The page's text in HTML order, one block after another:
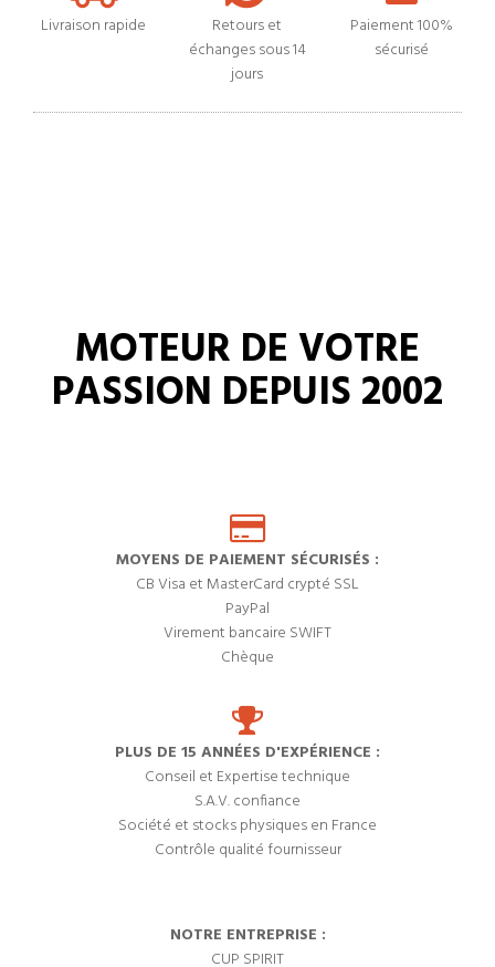
Livraison rapide
Retours et
échanges sous 14
jours
Paiement 100%
sécurisé
MOTEUR DE VOTRE
PASSION DEPUIS 2002
MOYENS DE PAIEMENT SÉCURISÉS :
CB Visa et MasterCard crypté SSL
PayPal
Virement bancaire SWIFT
Chèque
PLUS DE 15 ANNÉES D'EXPÉRIENCE :
Conseil et Expertise technique
S.A.V. confiance
Société et stocks physiques en France
Contrôle qualité fournisseur
NOTRE ENTREPRISE :
CUP SPIRIT